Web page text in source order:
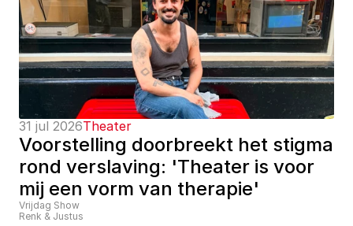
31 jul 2026Theater
Voorstelling doorbreekt het stigma
rond verslaving: 'Theater is voor
mij een vorm van therapie'
Vrijdag Show
Renk & Justus